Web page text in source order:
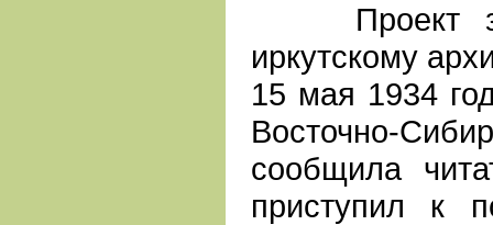
Проект
иркутскому
15 мая 1934
Восточно-
сообщила
приступил к